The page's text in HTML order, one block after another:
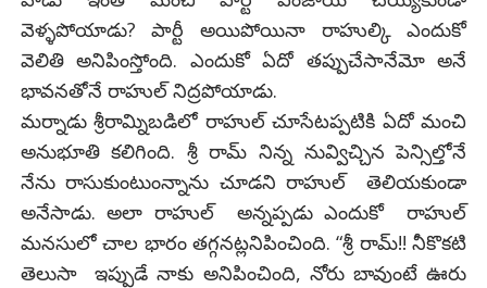
వెళ్ళపోయాడు? పార్టీ అయిపోయినా రాహుల్కి ఎందుకో
వెలితి అనిపింస్తోంది. ఎందుకో ఏదో తప్పుచేసానేమో అనే
భావనతోనే రాహుల్ నిద్రపోయాడు.
మర్నాడు శ్రీరామ్నిబడిలో రాహుల్ చూసేటప్పటికి ఏదో మంచి
అనుభూతి కలిగింది. శ్రీ రామ్ నిన్న నువ్విచ్చిన పెన్సిల్తోనే
నేను రాసుకుంటుంన్నాను చూడని రాహుల్ తెలియకుండా
అనేసాడు. అలా రాహుల్ అన్నప్పడు ఎందుకో రాహుల్
మనసులో చాల భారం తగ్గనట్లనిపించింది. “శ్రీ రామ్!! నీకొకటి
తెలుసా ఇప్పుడే నాకు అనిపించింది, నోరు బావుంటే ఊరు